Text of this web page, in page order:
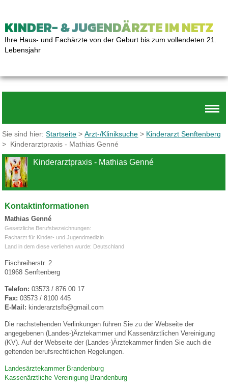
KINDER- & JUGENDÄRZTE IM NETZ
Ihre Haus- und Fachärzte von der Geburt bis zum vollendeten 21.
Lebensjahr
Sie sind hier:Startseite >Arzt-/Kliniksuche > Kinderarzt Senftenberg
> Kinderarztpraxis - Mathias Genné
Kinderarztpraxis - Mathias Genné
Kontaktinformationen
Mathias Genné
Gesetzliche Berufsbezeichnungen:
Facharzt für Kinder- und Jugendmedizin
Land in dem diese verliehen wurde: Deutschland
Fischreiherstr. 2
01968 Senftenberg
Telefon: 03573 / 876 00 17
Fax: 03573 / 8100 445
E-Mail: kinderarztsfb@gmail.com
Die nachstehenden Verlinkungen führen Sie zu der Webseite der
angegebenen (Landes-)Ärztekammer und Kassenärztlichen Vereinigung
(KV). Auf der Webseite der (Landes-)Ärztekammer finden Sie auch die
geltenden berufsrechtlichen Regelungen.
Landesärztekammer Brandenburg
Kassenärztliche Vereinigung Brandenburg